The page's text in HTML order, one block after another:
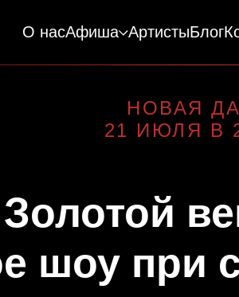
О насАфиша АртистыБлог
НОВАЯ
21 ИЮЛЯ В
Золотой
шоу при